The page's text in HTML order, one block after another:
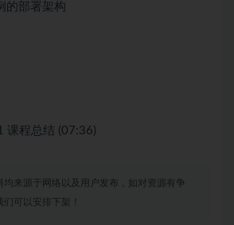
的部署架构
课程总结 (07:36)
均来源于网络以及用户发布，如对资源有争
可以安排下架！